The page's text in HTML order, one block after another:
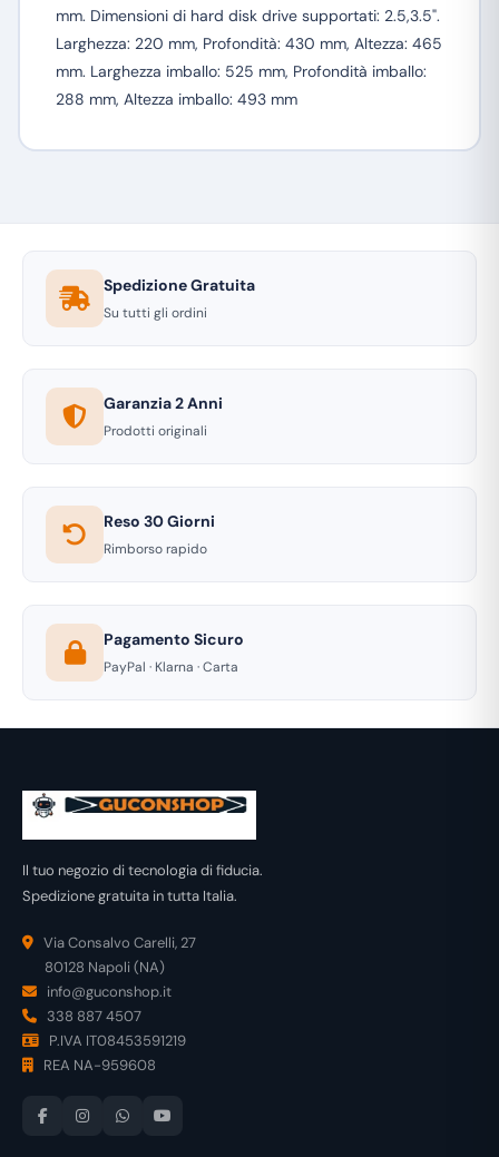
mm. Dimensioni di hard disk drive supportati: 2.5,3.5".
Larghezza: 220 mm, Profondità: 430 mm, Altezza: 465
mm. Larghezza imballo: 525 mm, Profondità imballo:
288 mm, Altezza imballo: 493 mm
Spedizione Gratuita
Su tutti gli ordini
Garanzia 2 Anni
Prodotti originali
Reso 30 Giorni
Rimborso rapido
Pagamento Sicuro
PayPal · Klarna · Carta
Il tuo negozio di tecnologia di fiducia.
Spedizione gratuita in tutta Italia.
Via Consalvo Carelli, 27
80128 Napoli (NA)
info@guconshop.it
338 887 4507
P.IVA IT08453591219
REA NA-959608